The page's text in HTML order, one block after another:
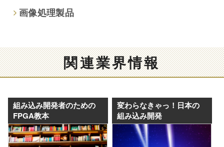
画像処理製品
関連業界情報
組み込み開発者のための
FPGA教本
変わらなきゃっ！日本の
組み込み開発